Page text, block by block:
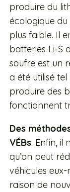
produire du
écologique
plus faible. Il
batteries Li-S
soufre est un
a été utilisé
produire des
fonctionnent
Des
VÉBs. Enfin, il
qu’on peut
véhicules
raison de